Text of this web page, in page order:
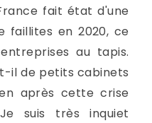
fait état d'une
faillites en 2020, ce
au tapis.
il de petits cabinets
après cette crise
suis très inquiet